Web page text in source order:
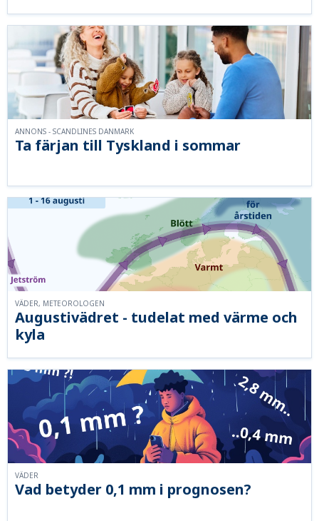
Ta färjan till Tyskland i sommar
ANNONS - SCANDLINES DANMARK
Augustivädret - tudelat med värme och
kyla
VÄDER, METEOROLOGEN
Vad betyder 0,1 mm i prognosen?
VÄDER